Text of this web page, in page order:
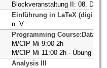
Blockveranstaltung II: 08.
Einführung in LaTeX
n. V.
Programming Course:Data
M/CIP Mi 9:00 2h
M/CIP Mi 11:00 2h - Übung
Analysis III